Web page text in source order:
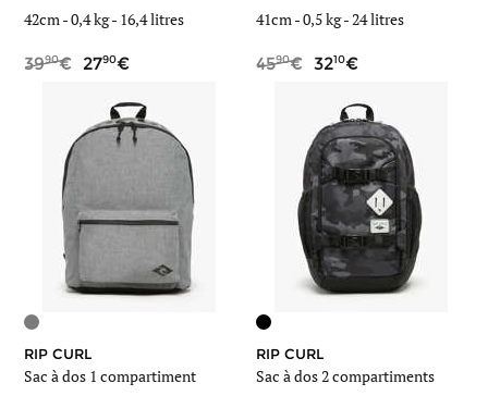
42cm -0,4 kg- 16,4 litres
3990 2790
41cm -0,5 kg- 24 litres
4590 3210
RIP CURL
Sac à dos 1 compartiment
RIP CURL
Sac à dos 2 compartiments